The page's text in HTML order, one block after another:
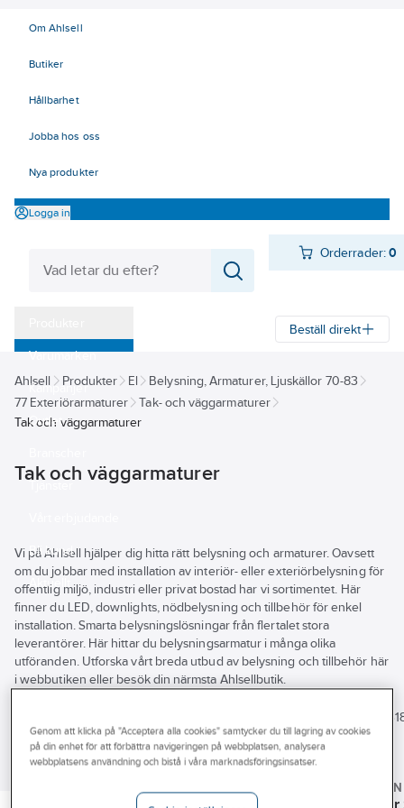
Om Ahlsell
Butiker
Hållbarhet
Jobba hos oss
Nya produkter
Logga in
Orderrader:0
Varumärken
Kampanjer
Outlet
Bli kund
Aktuellt
Beställ direkt
Ahlsell Produkter El
Belysning, Armaturer, Ljuskällor 70-83
77 Exteriörarmaturer
Tak- och väggarmaturer
Tak och väggarmaturer
Tak och väggarmaturer
Vi på Ahlsell hjälper dig hitta rätt belysning och armaturer. Oavsett
om du jobbar med installation av interiör- eller exteriörbelysning för
offentlig miljö, industri eller privat bostad har vi sortimentet. Här
finner du LED, downlights, nödbelysning och tillbehör för enkel
installation. Smarta belysningslösningar från flertalet stora
leverantörer. Här hittar du belysningsarmatur i många olika
utföranden. Utforska vårt breda utbud av belysning och tillbehör här
i webbutiken eller besök din närmsta Ahlsellbutik.
REACH – Fri från Kandidatämne
Byggvarubedömningen
filter
Produkter
Väggarmatur PrimoVäggarmatur Tanto LEDFasadarmaturer
SG ARMATUREN
Genom att klicka på "Acceptera alla cookies" samtycker du till lagring av cookies
på din enhet för att förbättra navigeringen på webbplatsen, analysera
webbplatsens användning och bistå i våra marknadsföringsinsatser.